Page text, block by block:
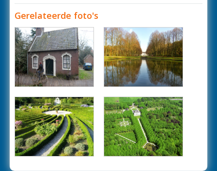
Gerelateerde foto's